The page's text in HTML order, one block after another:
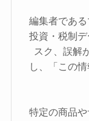
編集者であ
投資・税制
スク、誤解
し、「この
特定の商品や